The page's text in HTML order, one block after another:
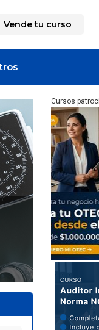
Vende tu curso
Cursos